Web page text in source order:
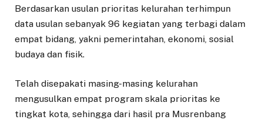
Berdasarkan usulan prioritas kelurahan terhimpun
data usulan sebanyak 96 kegiatan yang terbagi dalam
empat bidang, yakni pemerintahan, ekonomi, sosial
budaya dan fisik.
Telah disepakati masing-masing kelurahan
mengusulkan empat program skala prioritas ke
tingkat kota, sehingga dari hasil pra Musrenbang